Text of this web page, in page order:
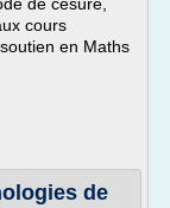
cours
en Maths
de